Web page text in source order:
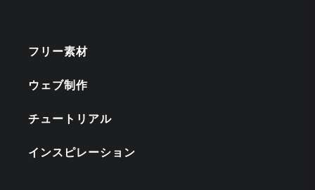
フリー素材
ウェブ制作
チュートリアル
インスピレーション